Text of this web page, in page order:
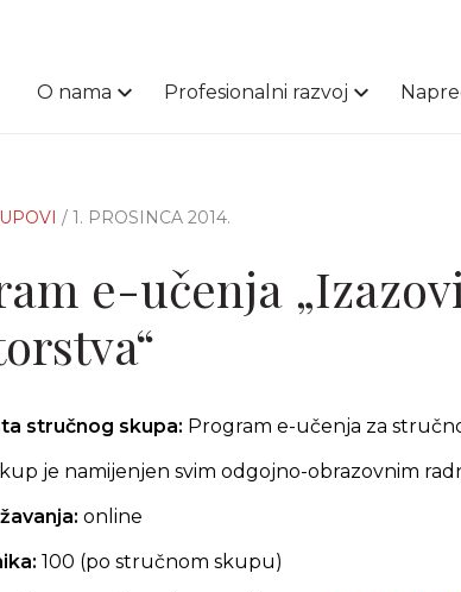
O nama Profesionalni razvoj
/ 1. PROSINCA 2014.
e-učenja „Izazovi
stručnog skupa: Program e-učenja za
je namijenjen svim odgojno-obrazovnim
online
100 (po stručnom skupu)